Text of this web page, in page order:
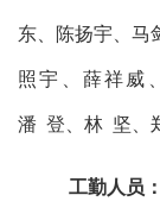
东、陈扬宇、马
照宇、薛祥威
潘 登、林 坚、
工勤人员：